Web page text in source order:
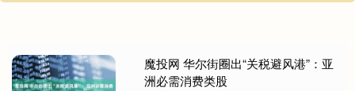
魔投网 华尔街圈出“关税避风港”：亚
洲必需消费类股